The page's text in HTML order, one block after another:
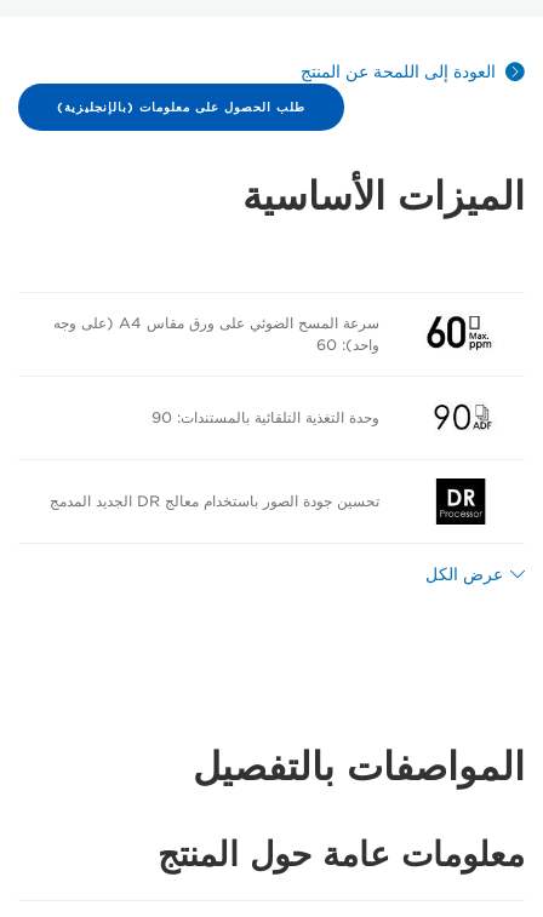
العودة إلى اللمحة عن المنتج
طلب الحصول على معلومات (بالإنجليزية)
الميزات الأساسية
سرعة المسح الضوئي على ورق مقاس A4 (على وجه
واحد): 60
وحدة التغذية التلقائية بالمستندات: 90
تحسين جودة الصور باستخدام معالج DR الجديد المدمج
عرض الكل
المواصفات بالتفصيل
معلومات عامة حول المنتج